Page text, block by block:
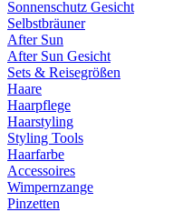
Sonnenschutz Gesicht
Selbstbräuner
After Sun
After Sun Gesicht
Sets & Reisegrößen
Haare
Haarpflege
Haarstyling
Styling Tools
Haarfarbe
Accessoires
Wimpernzange
Pinzetten